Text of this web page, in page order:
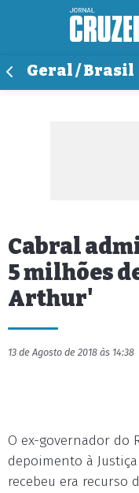
Geral / Brasil
Cabral
5 milhões
Arthur'
13 de Agosto de 2018 às 14:38
O ex-governador do
depoimento à
recebeu era recurso